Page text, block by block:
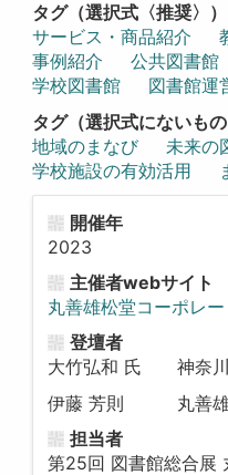
タグ（選択式〈推奨〉）
サービス・商品紹介
事例紹介
公共図書館
学校図書館
図書館運
タグ（選択式にないもの
地域のまなび
未来の
学校施設の有効活用
開催年
2023
主催者webサイト
丸善雄松堂コーポレー
登壇者
大竹弘和 氏 神奈川
伊藤 芳則 丸善雄
担当者
第25回 図書館総合展